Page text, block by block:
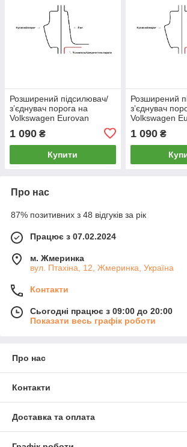
Розширений підсилювач/
зʼєднувач порога на
Volkswagen Eurovan
(1997–2003) Коротка база,
Лівий
1 090 ₴
Купити
Розширений
зʼєднувач
Volkswagen
(1997–2003)
Лівий
1 090₴
Про нас
87% позитивних з 48 відгуків за рік
Працює з 07.02.2024
м. Жмеринка
вул. Птахіна, 12, Жмеринка, Україна
Контакти
Сьогодні працює з 09:00 до 20:00
Показати весь графік роботи
Про нас
Контакти
Доставка та оплата